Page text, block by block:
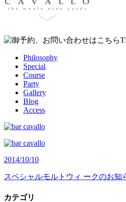
Philosophy
Special
Course
Party
Gallery
Blog
Access
2014/10/10
スペシャルモルトウィ ークのお知
カテゴリ